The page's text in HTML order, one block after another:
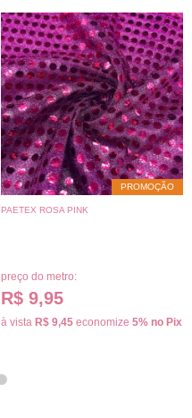
PROMOÇÃO
PAETEX ROSA PINK
preço do metro:
R$ 9,95
à vista R$ 9,45 economize 5% no Pix